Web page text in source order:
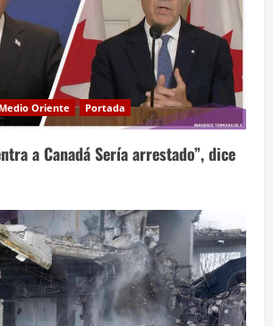
Oriente Portada
a Canadá Sería arrestado”, dice